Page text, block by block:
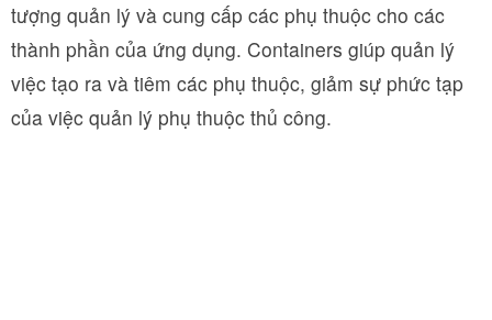
tượng quản lý và cung cấp các phụ thuộc cho các
thành phần của ứng dụng. Containers giúp quản lý
việc tạo ra và tiêm các phụ thuộc, giảm sự phức tạp
của việc quản lý phụ thuộc thủ công.